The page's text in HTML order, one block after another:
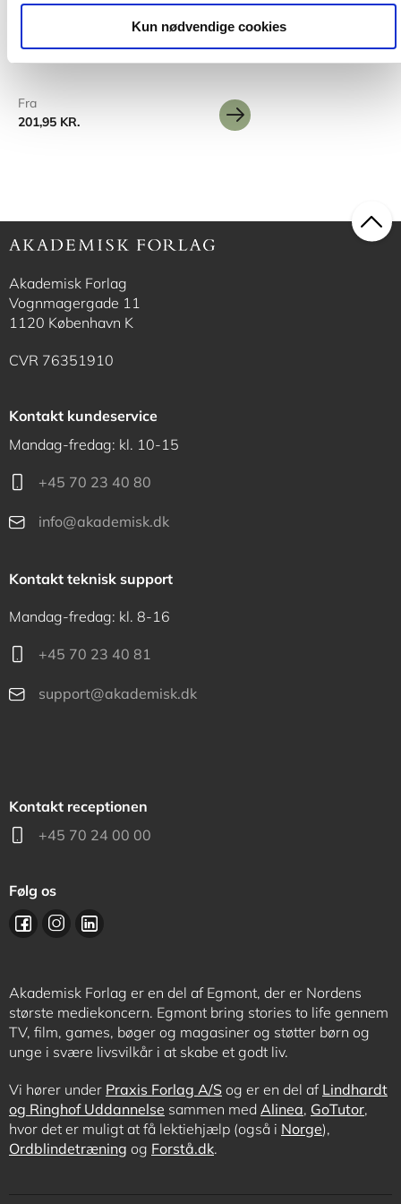
Kun nødvendige cookies
Med barnet på skulderen
Idamarie Leth Svendsen Bettina Bruun Andersen
Fra
201,95 KR.
Akademisk Forlag
Vognmagergade 11
1120 København K
CVR 76351910
Kontakt kundeservice
Mandag-fredag: kl. 10-15
+45 70 23 40 80
info@akademisk.dk
Kontakt teknisk support
Mandag-fredag: kl. 8-16
+45 70 23 40 81
support@akademisk.dk
Kontakt receptionen
+45 70 24 00 00
Følg os
Akademisk Forlag er en del af Egmont, der er Nordens
største mediekoncern. Egmont bring stories to life gennem
TV, film, games, bøger og magasiner og støtter børn og
unge i svære livsvilkår i at skabe et godt liv.
Vi hører under Praxis Forlag A/S og er en del af Lindhardt
og Ringhof Uddannelse sammen med Alinea, GoTutor,
hvor det er muligt at få lektiehjælp (også i Norge),
Ordblindetræning og Forstå.dk.